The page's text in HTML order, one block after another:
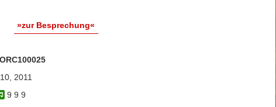
»zur Besprechung«
2011
9 9 9